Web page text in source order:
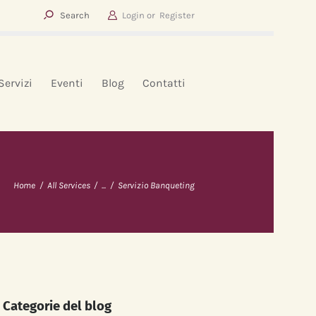
Login or Register
Eventi Blog Contatti
Home All Services ... Servizio Banqueting
Categorie del blog